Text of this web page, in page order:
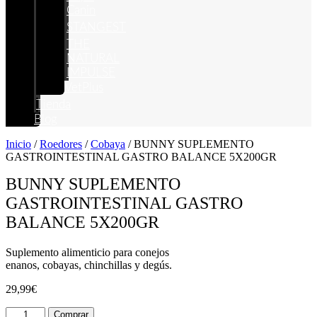
Canin
STANGEST
NATURAL
Blog
Inicio /Roedores /Cobaya / BUNNY SUPLEMENTO
GASTROINTESTINAL GASTRO BALANCE 5X200GR
BUNNY SUPLEMENTO
GASTROINTESTINAL GASTRO
BALANCE 5X200GR
Suplemento alimenticio para conejos
enanos, cobayas, chinchillas y degús.
29,99€
BUNNY
Comprar